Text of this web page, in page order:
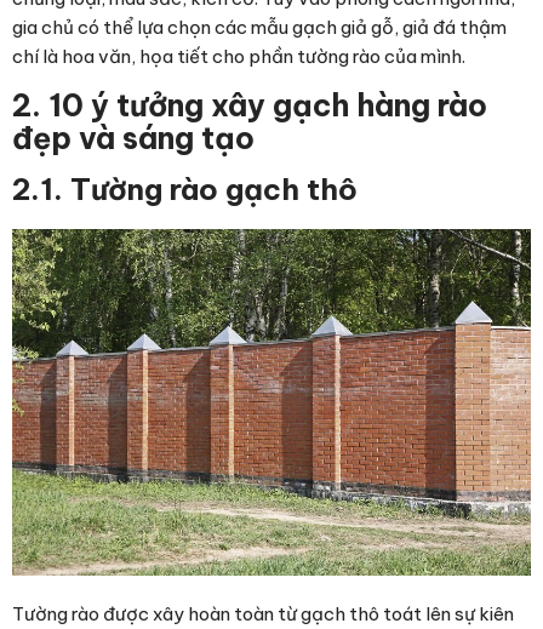
gia chủ có thể lựa chọn các mẫu gạch giả gỗ, giả đá thậm
chí là hoa văn, họa tiết cho phần tường rào của mình.
2. 10 ý tưởng xây gạch hàng rào
đẹp và sáng tạo
2.1. Tường rào gạch thô
Tường rào được xây hoàn toàn từ gạch thô toát lên sự kiên